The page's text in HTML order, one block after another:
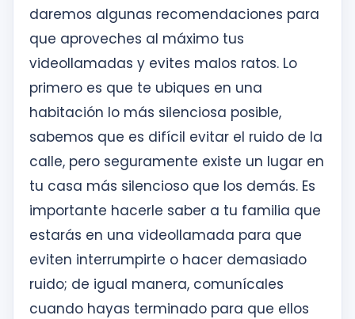
daremos algunas recomendaciones para
que aproveches al máximo tus
videollamadas y evites malos ratos. Lo
primero es que te ubiques en una
habitación lo más silenciosa posible,
sabemos que es difícil evitar el ruido de la
calle, pero seguramente existe un lugar en
tu casa más silencioso que los demás. Es
importante hacerle saber a tu familia que
estarás en una videollamada para que
eviten interrumpirte o hacer demasiado
ruido; de igual manera, comunícales
cuando hayas terminado para que ellos